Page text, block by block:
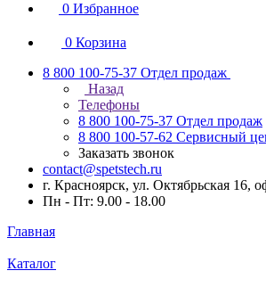
0 Избранное
0 Корзина
8 800 100-75-37 Отдел продаж
Назад
Телефоны
8 800 100-75-37 Отдел продаж
8 800 100-57-62 Сервисный
Заказать звонок
contact@spetstech.ru
г. Красноярск, ул. Октябрьская 16,
Пн - Пт: 9.00 - 18.00
Главная
Каталог